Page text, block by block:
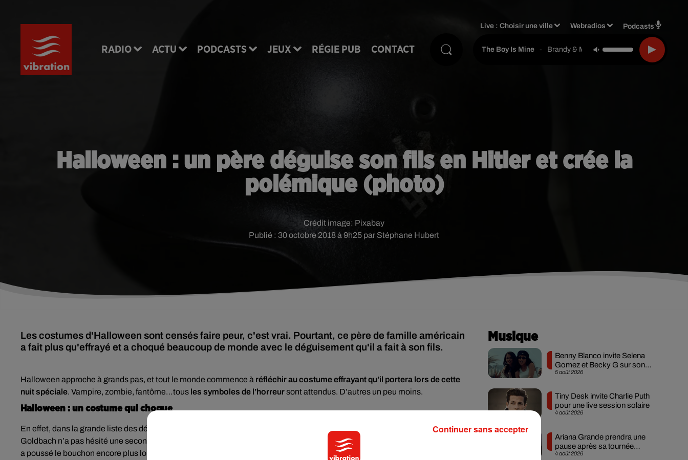
RADIO ACTU PODCASTS JEUX RÉGIE PUB CONTACT
Live :Choisir une ville Webradios Podcasts
The Boy Is Mine - Brandy & Monica
Halloween : un père déguise son fils en Hitler et crée la
polémique (photo)
Publié : 30 octobre 2018 à 9h25 par Stéphane Hubert
Crédit image: Pixabay
Les costumes d'Halloween sont censés faire peur, c'est vrai. Pourtant, ce père de famille américain
a fait plus qu'effrayé et a choqué beaucoup de monde avec le déguisement qu'il a fait à son fils.
Halloween approche à grands pas, et tout le monde commence à réfléchir au costume effrayant qu’il portera lors de cette
nuit spéciale. Vampire, zombie, fantôme…tous les symboles de l’horreursont attendus. D’autres un peu moins.
Halloween : un costume qui choque
En effet, dans la grande liste des déguisements de mauvais goût,
. Pourtant, Bryant
Goldbach n’a pas hésité une seconde à enfiler le sien pour
jeudi dernier. Mais cet homme du Kentucky
a poussé le bouchon encore plus loin
! Mèche et fausse moustache de sortie, il en a
Musique
5 août 2026
Benny Blanco invite Selena
Gomez et Becky G sur son
nouveau single
4 août 2026
Tiny Desk invite Charlie Puth
pour une live session solaire
4 août 2026
Ariana Grande prendra une
pause après sa tournée
mondiale
Continuer sans accepter